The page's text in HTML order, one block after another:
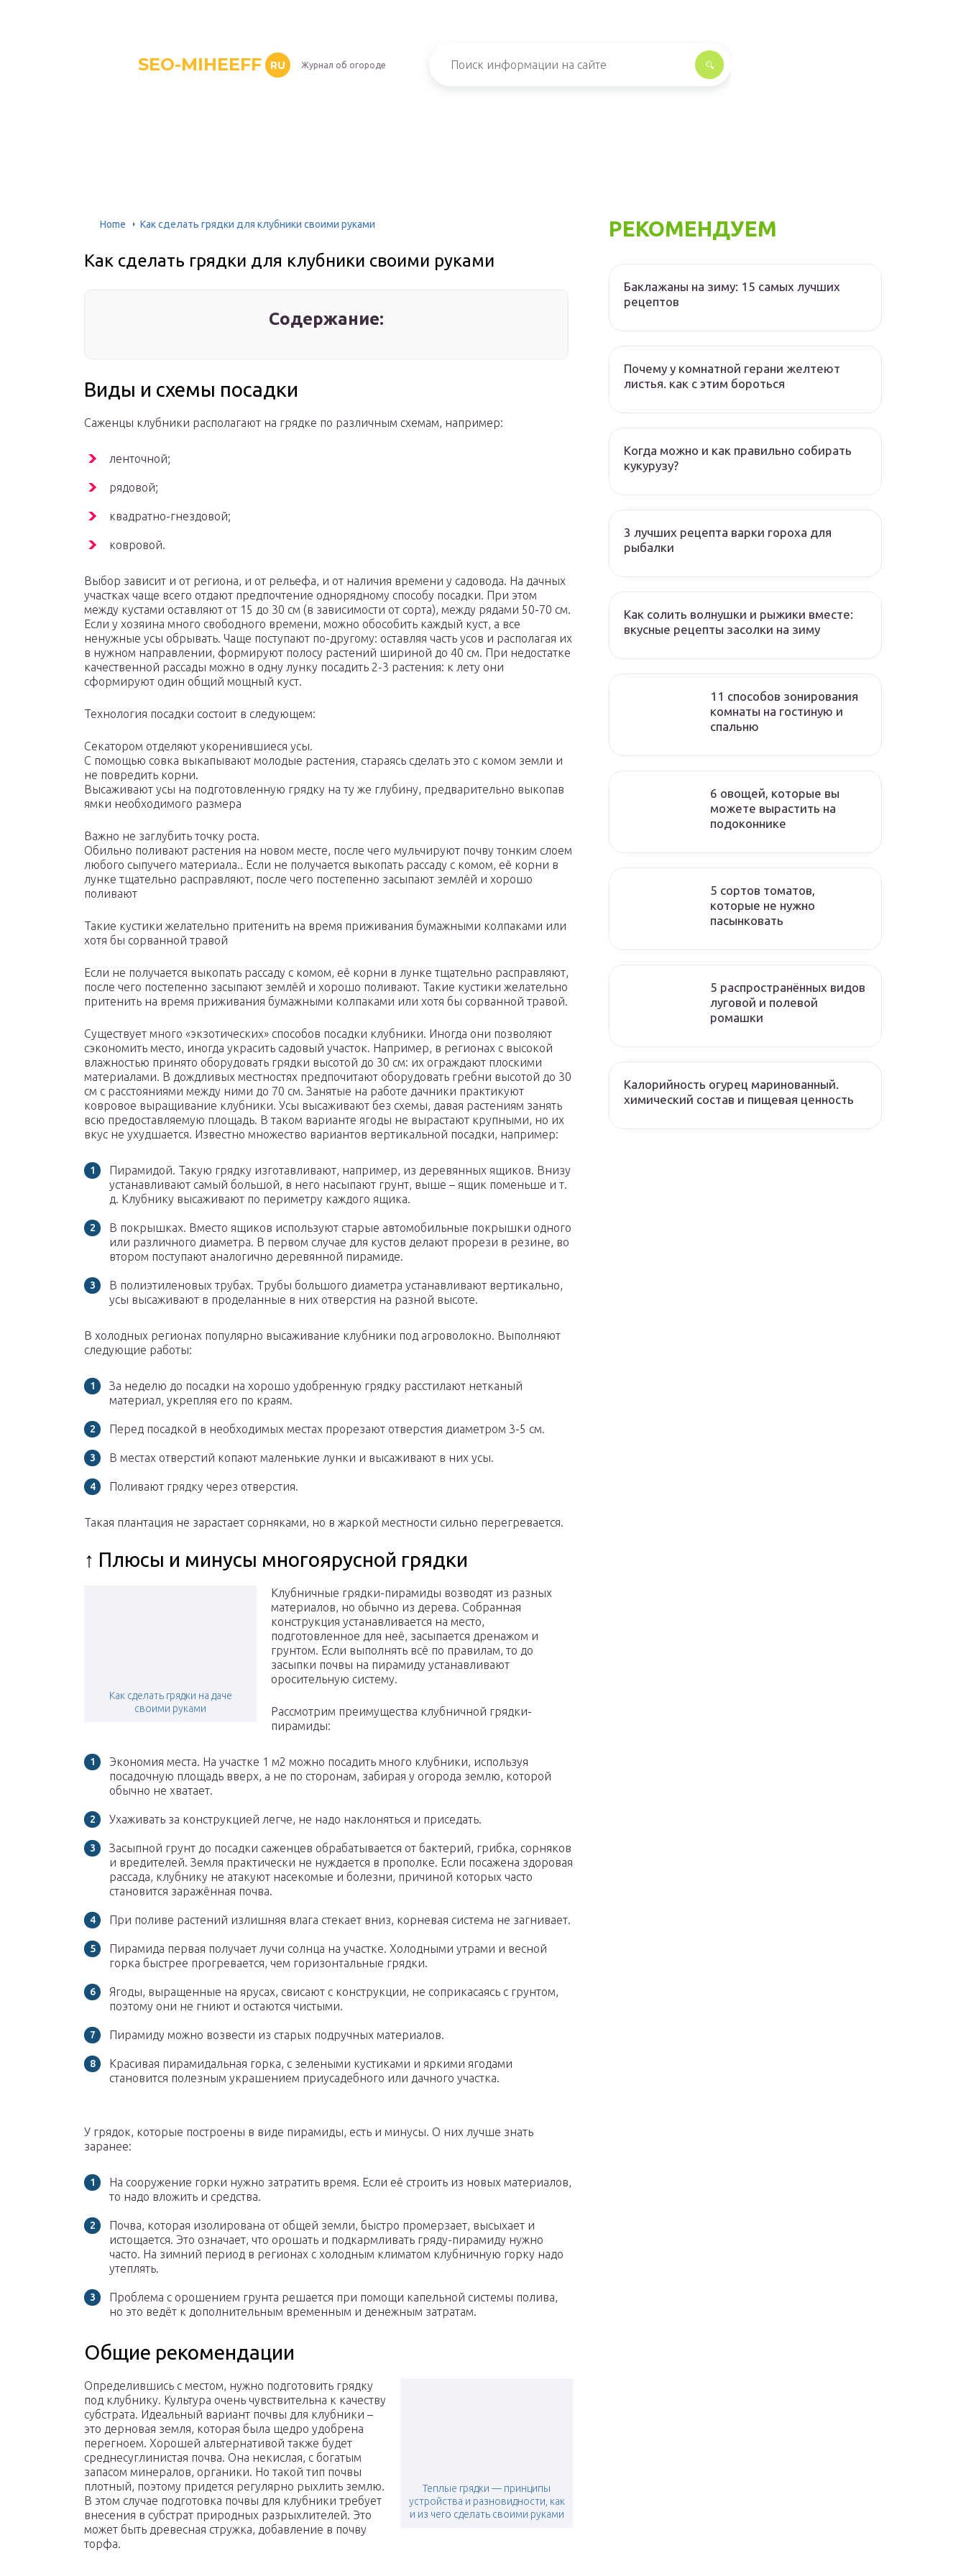
SEO-MIHEEFF RU Журнал об огороде
Home Как сделать грядки для клубники своими руками
Как сделать грядки для клубники своими руками
Содержание:
Виды и схемы посадки
Саженцы клубники располагают на грядке по различным схемам, например:
ленточной;
рядовой;
квадратно-гнездовой;
ковровой.
Выбор зависит и от региона, и от рельефа, и от наличия времени у садовода. На дачных
участках чаще всего отдают предпочтение однорядному способу посадки. При этом
между кустами оставляют от 15 до 30 см (в зависимости от сорта), между рядами 50-70 см.
Если у хозяина много свободного времени, можно обособить каждый куст, а все
ненужные усы обрывать. Чаще поступают по-другому: оставляя часть усов и располагая их
в нужном направлении, формируют полосу растений шириной до 40 см. При недостатке
качественной рассады можно в одну лунку посадить 2-3 растения: к лету они
сформируют один общий мощный куст.
Технология посадки состоит в следующем:
Секатором отделяют укоренившиеся усы.
С помощью совка выкапывают молодые растения, стараясь сделать это с комом земли и
не повредить корни.
Высаживают усы на подготовленную грядку на ту же глубину, предварительно выкопав
ямки необходимого размера
Важно не заглубить точку роста.
Обильно поливают растения на новом месте, после чего мульчируют почву тонким слоем
любого сыпучего материала.. Если не получается выкопать рассаду с комом, её корни в
лунке тщательно расправляют, после чего постепенно засыпают землёй и хорошо
поливают
Такие кустики желательно притенить на время приживания бумажными колпаками или
хотя бы сорванной травой
Если не получается выкопать рассаду с комом, её корни в лунке тщательно расправляют,
после чего постепенно засыпают землёй и хорошо поливают. Такие кустики желательно
притенить на время приживания бумажными колпаками или хотя бы сорванной травой.
Существует много «экзотических» способов посадки клубники. Иногда они позволяют
сэкономить место, иногда украсить садовый участок. Например, в регионах с высокой
влажностью принято оборудовать грядки высотой до 30 см: их ограждают плоскими
материалами. В дождливых местностях предпочитают оборудовать гребни высотой до 30
см с расстояниями между ними до 70 см. Занятые на работе дачники практикуют
ковровое выращивание клубники. Усы высаживают без схемы, давая растениям занять
всю предоставляемую площадь. В таком варианте ягоды не вырастают крупными, но их
вкус не ухудшается. Известно множество вариантов вертикальной посадки, например:
Пирамидой. Такую грядку изготавливают, например, из деревянных ящиков. Внизу
устанавливают самый большой, в него насыпают грунт, выше – ящик поменьше и т.
д. Клубнику высаживают по периметру каждого ящика.
В покрышках. Вместо ящиков используют старые автомобильные покрышки одного
или различного диаметра. В первом случае для кустов делают прорези в резине, во
втором поступают аналогично деревянной пирамиде.
В полиэтиленовых трубах. Трубы большого диаметра устанавливают вертикально,
усы высаживают в проделанные в них отверстия на разной высоте.
В холодных регионах популярно высаживание клубники под агроволокно. Выполняют
следующие работы:
За неделю до посадки на хорошо удобренную грядку расстилают нетканый
материал, укрепляя его по краям.
Перед посадкой в необходимых местах прорезают отверстия диаметром 3-5 см.
В местах отверстий копают маленькие лунки и высаживают в них усы.
Поливают грядку через отверстия.
Такая плантация не зарастает сорняками, но в жаркой местности сильно перегревается.
↑ Плюсы и минусы многоярусной грядки
Как сделать грядки на даче
своими руками
Клубничные грядки-пирамиды возводят из разных
материалов, но обычно из дерева. Собранная
конструкция устанавливается на место,
подготовленное для неё, засыпается дренажом и
грунтом. Если выполнять всё по правилам, то до
засыпки почвы на пирамиду устанавливают
оросительную систему.
Рассмотрим преимущества клубничной грядки-
пирамиды:
Экономия места. На участке 1 м2 можно посадить много клубники, используя
посадочную площадь вверх, а не по сторонам, забирая у огорода землю, которой
обычно не хватает.
Ухаживать за конструкцией легче, не надо наклоняться и приседать.
Засыпной грунт до посадки саженцев обрабатывается от бактерий, грибка, сорняков
и вредителей. Земля практически не нуждается в прополке. Если посажена здоровая
рассада, клубнику не атакуют насекомые и болезни, причиной которых часто
становится заражённая почва.
При поливе растений излишняя влага стекает вниз, корневая система не загнивает.
Пирамида первая получает лучи солнца на участке. Холодными утрами и весной
горка быстрее прогревается, чем горизонтальные грядки.
Ягоды, выращенные на ярусах, свисают с конструкции, не соприкасаясь с грунтом,
поэтому они не гниют и остаются чистыми.
Пирамиду можно возвести из старых подручных материалов.
Красивая пирамидальная горка, с зелеными кустиками и яркими ягодами
становится полезным украшением приусадебного или дачного участка.
У грядок, которые построены в виде пирамиды, есть и минусы. О них лучше знать
заранее:
На сооружение горки нужно затратить время. Если её строить из новых материалов,
то надо вложить и средства.
Почва, которая изолирована от общей земли, быстро промерзает, высыхает и
истощается. Это означает, что орошать и подкармливать гряду-пирамиду нужно
часто. На зимний период в регионах с холодным климатом клубничную горку надо
утеплять.
Проблема с орошением грунта решается при помощи капельной системы полива,
но это ведёт к дополнительным временным и денежным затратам.
Общие рекомендации
Теплые грядки — принципы
устройства и разновидности, как
и из чего сделать своими руками
Определившись с местом, нужно подготовить грядку
под клубнику. Культура очень чувствительна к качеству
субстрата. Идеальный вариант почвы для клубники –
это дерновая земля, которая была щедро удобрена
перегноем. Хорошей альтернативой также будет
среднесуглинистая почва. Она некислая, с богатым
запасом минералов, органики. Но такой тип почвы
плотный, поэтому придется регулярно рыхлить землю.
В этом случае подготовка почвы для клубники требует
внесения в субстрат природных разрыхлителей. Это
может быть древесная стружка, добавление в почву
торфа.
РЕКОМЕНДУЕМ
Баклажаны на зиму: 15 самых лучших
рецептов
Почему у комнатной герани желтеют
листья. как с этим бороться
Когда можно и как правильно собирать
кукурузу?
3 лучших рецепта варки гороха для
рыбалки
Как солить волнушки и рыжики вместе:
вкусные рецепты засолки на зиму
11 способов зонирования
комнаты на гостиную и
спальню
6 овощей, которые вы
можете вырастить на
подоконнике
5 сортов томатов,
которые не нужно
пасынковать
5 распространённых видов
луговой и полевой
ромашки
Калорийность огурец маринованный.
химический состав и пищевая ценность